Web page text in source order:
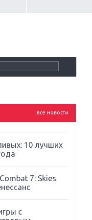
все новости
нельзя ругать
10 лучших
7: Skies
с